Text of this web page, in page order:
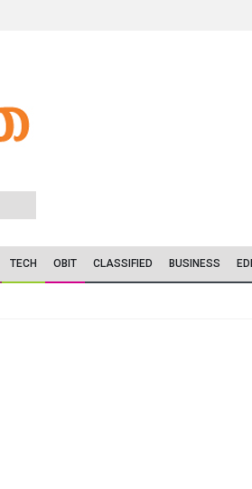
TECH OBIT CLASSIFIED BUSINESS